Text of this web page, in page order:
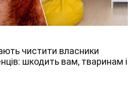
чистити власники
шкодить вам, тваринам і